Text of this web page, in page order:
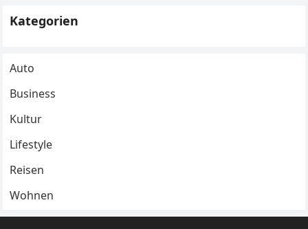
Kategorien
Auto
Business
Kultur
Lifestyle
Reisen
Wohnen